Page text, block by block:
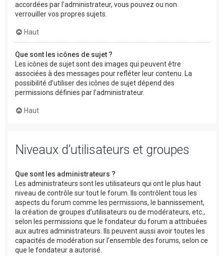
accordées par l’administrateur, vous pouvez ou non
verrouiller vos propres sujets.
Haut
Que sont les icônes de sujet ?
Les icônes de sujet sont des images qui peuvent être
associées à des messages pour refléter leur contenu. La
possibilité d’utiliser des icônes de sujet dépend des
permissions définies par l’administrateur.
Haut
Niveaux d’utilisateurs et groupes
Que sont les administrateurs ?
Les administrateurs sont les utilisateurs qui ont le plus haut
niveau de contrôle sur tout le forum. Ils contrôlent tous les
aspects du forum comme les permissions, le bannissement,
la création de groupes d’utilisateurs ou de modérateurs, etc.,
selon les permissions que le fondateur du forum a attribuées
aux autres administrateurs. Ils peuvent aussi avoir toutes les
capacités de modération sur l’ensemble des forums, selon ce
que le fondateur a autorisé.